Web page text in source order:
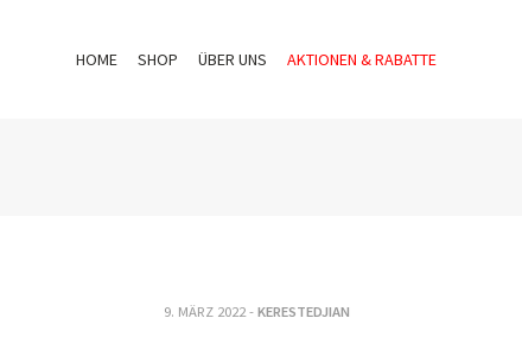
HOME SHOP ÜBER UNS AKTIONEN & RABATTE
9. MÄRZ 2022 - KERESTEDJIAN